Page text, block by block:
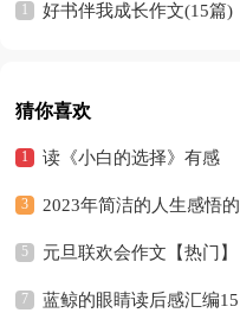
好书伴我成长作文(15篇)
猜你喜欢
读《小白的选择》有感
2023年简洁的人生感悟的
好句摘录36条
元旦联欢会作文【热门】
蓝鲸的眼睛读后感汇编15